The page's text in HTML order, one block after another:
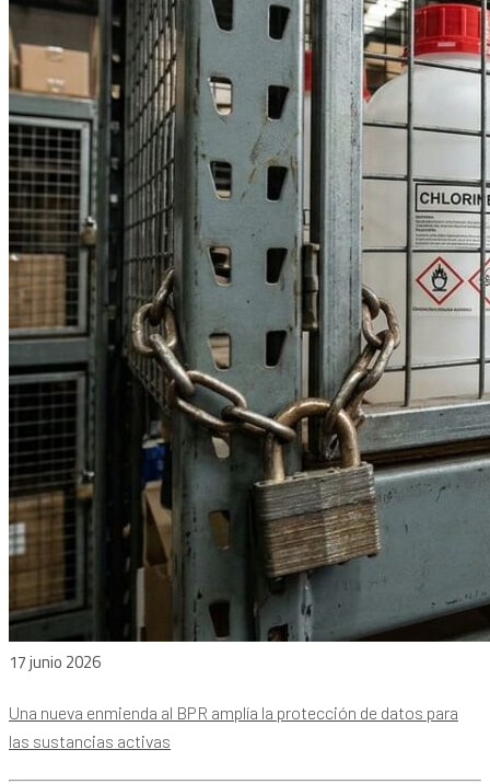
17 junio 2026
Una nueva enmienda al BPR amplía la protección de datos para
las sustancias activas